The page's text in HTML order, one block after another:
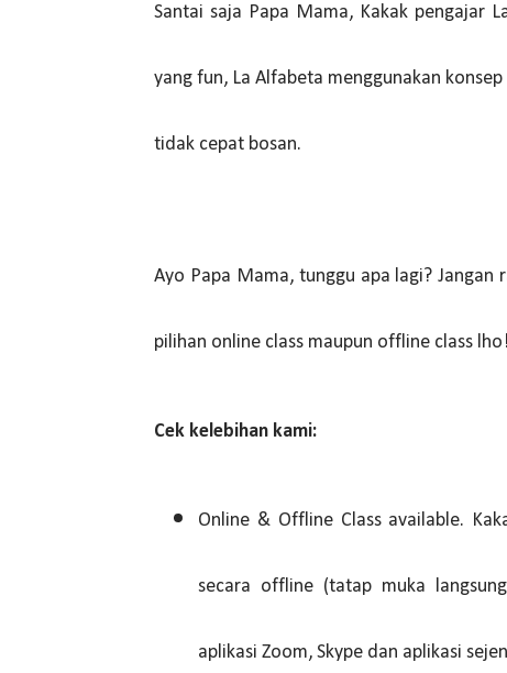
Santai saja Papa Mama, Kakak pengajar
yang fun, La Alfabeta menggunakan
tidak cepat bosan.
Ayo Papa Mama, tunggu apa lagi?
pilihan online class maupun offline class lho!
Cek kelebihan kami:
Online & Offline Class available.
secara offline (tatap muka
aplikasi Zoom, Skype dan aplikasi